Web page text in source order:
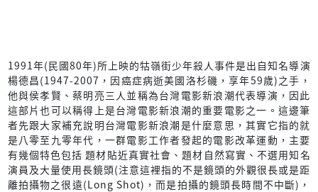
1991年(民國80年)所上映的牯嶺街少年殺人事件是出自知名導演
楊德昌(1947-2007，因癌症病逝美國洛杉磯，享年59歲)之手，
他與侯孝賢、蔡明亮三人並稱為台灣電影新浪潮代表導演，因此
這部片也可以稱得上是台灣電影新浪潮的重要電影之一。這邊筆
者先跟大家補充說明台灣電影新浪潮是什麼意思，其實它指的就
是八零至九零年代，一群電影工作者發起的電影改革運動，主要
有幾個特色包括 題材貼近真實社會、題材自然寫實、不選用知名
演員及大量使用長鏡頭(注意這裡指的不是鏡頭的外觀很長或是距
離拍攝物之很遠(Long Shot)，而是拍攝的鏡頭長時間不中斷)，